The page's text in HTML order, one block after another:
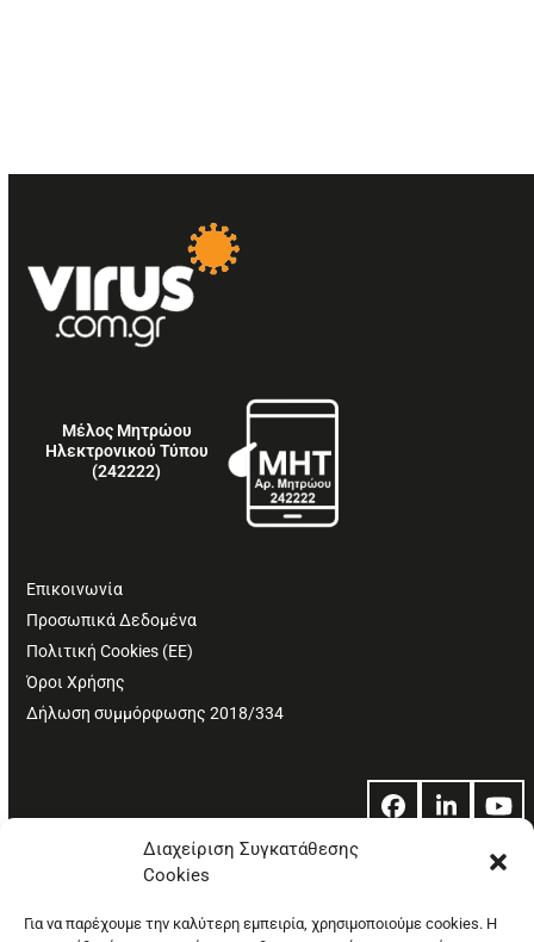
Διαχείριση Συγκατάθεσης
Cookies
Για να παρέχουμε την καλύτερη εμπειρία, χρησιμοποιούμε cookies. Η
Μέλος Μητρώου
Ηλεκτρονικού Τύπου
(242222)
Επικοινωνία
Προσωπικά Δεδομένα
Πολιτική Cookies (ΕΕ)
Όροι Χρήσης
Δήλωση συμμόρφωσης 2018/334
Facebook
LinkedIn
© Copyright: Ethos Media S.A.